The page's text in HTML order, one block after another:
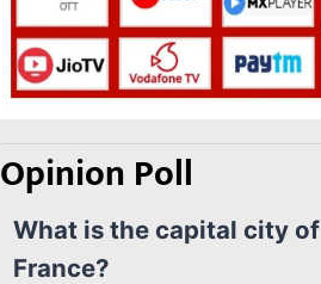
Opinion Poll
What is the capital city of
France?